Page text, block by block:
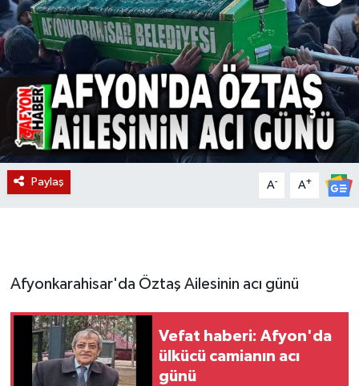
Paylaş A- A+
Afyonkarahisar'da Öztaş Ailesinin acı günü
Vefat haberi: Afyon'da
ülkücü camianın acı
günü
Etkinlikler